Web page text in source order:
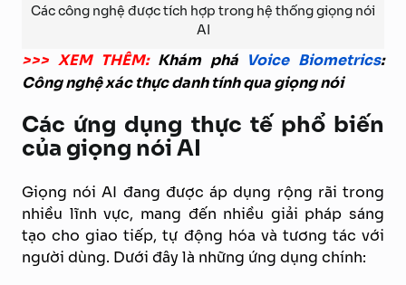
Các công nghệ được tích hợp trong hệ thống giọng nói
AI
>>> XEM THÊM:Khám phá Voice Biometrics:
Công nghệ xác thực danh tính qua giọng nói
Các ứng dụng thực tế phổ biến
của giọng nói AI
Giọng nói AI đang được áp dụng rộng rãi trong
nhiều lĩnh vực, mang đến nhiều giải pháp sáng
tạo cho giao tiếp, tự động hóa và tương tác với
người dùng. Dưới đây là những ứng dụng chính: